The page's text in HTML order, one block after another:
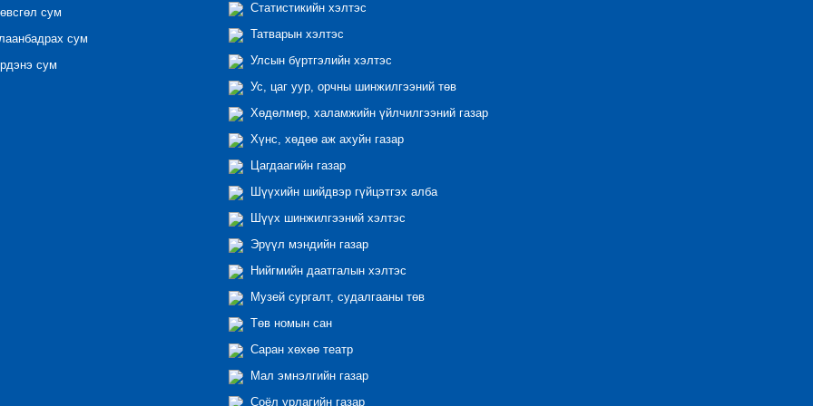
сум
сум
сум
Статистикийн хэлтэс
Татварын хэлтэс
Улсын бүртгэлийн хэлтэс
Ус, цаг уур, орчны шинжилгээний төв
Хөдөлмөр, халамжийн үйлчилгээний газар
Хүнс, хөдөө аж ахуйн газар
Цагдаагийн газар
Шүүхийн шийдвэр гүйцэтгэх алба
Шүүх шинжилгээний хэлтэс
Эрүүл мэндийн газар
Нийгмийн даатгалын хэлтэс
Музей сургалт, судалгааны төв
Төв номын сан
Саран хөхөө театр
Мал эмнэлгийн газар
Соёл урлагийн газар